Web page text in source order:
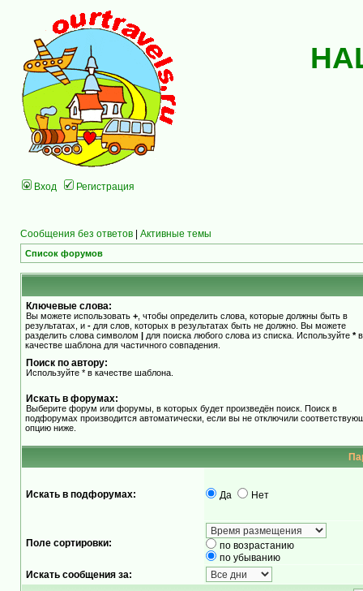
Вход Регистрация
Сообщения без ответов | Активные темы
Список форумов
Ключевые слова:
Вы можете использовать + , чтобы определить слова, которые должны быть в
результатах, и - для слов, которых в результатах быть не должно. Вы можете
разделить слова символом | для поиска любого слова из списка. Используйте *в
качестве шаблона для частичного совпадения.
Поиск по автору:
Используйте * в качестве шаблона.
Искать в форумах:
Выберите форум или форумы, в которых будет произведён поиск. Поиск в
подфорумах производится автоматически, если вы не отключили
опцию ниже.
Искать в подфорумах: Да Нет
Поле сортировки:
по возрастанию
по убыванию
Искать сообщения за: